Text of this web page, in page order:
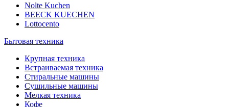
Nolte Kuchen
BEECK KUECHEN
Lottocento
Бытовая техника
Крупная техника
Встраиваемая техника
Стиральные машины
Сушильные машины
Мелкая техника
Кофе